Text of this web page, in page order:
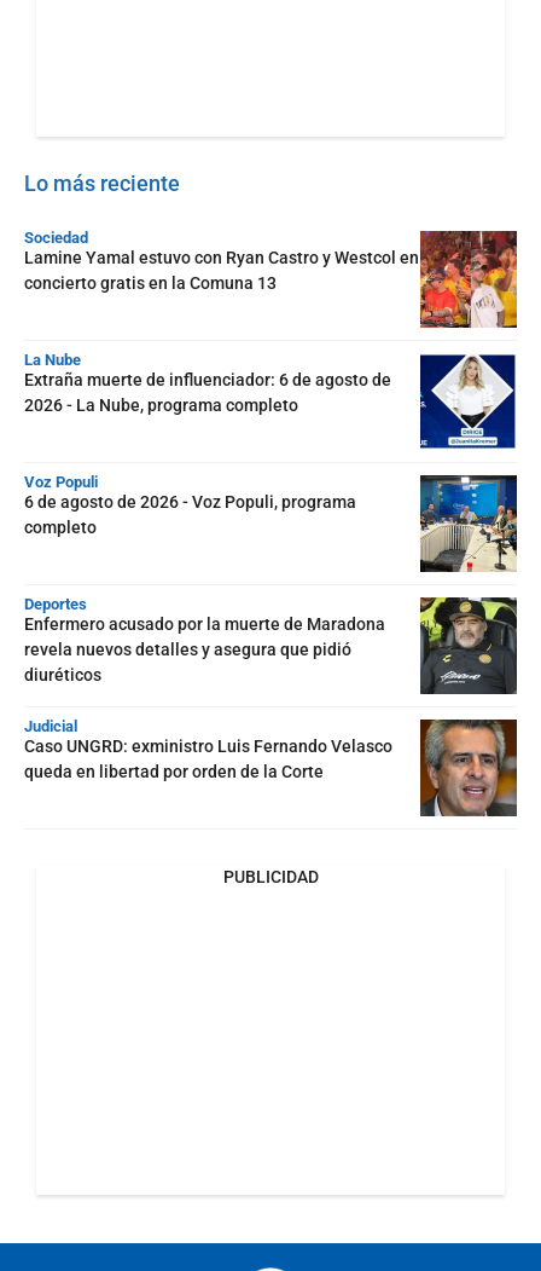
Lo más reciente
Sociedad
Lamine Yamal estuvo con Ryan Castro y Westcol en
concierto gratis en la Comuna 13
La Nube
Extraña muerte de influenciador: 6 de agosto de
2026 - La Nube, programa completo
Voz Populi
6 de agosto de 2026 - Voz Populi, programa
completo
Deportes
Enfermero acusado por la muerte de Maradona
revela nuevos detalles y asegura que pidió
diuréticos
Judicial
Caso UNGRD: exministro Luis Fernando Velasco
queda en libertad por orden de la Corte
PUBLICIDAD